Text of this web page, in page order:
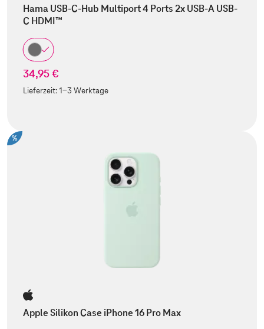
Hama USB-C-Hub Multiport 4 Ports 2x USB-A USB-
C HDMI™
34,95 €
Lieferzeit:1-3 Werktage
%
Apple Silikon Case iPhone 16 Pro Max